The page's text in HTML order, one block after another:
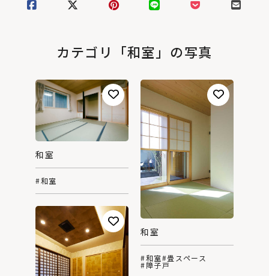
カテゴリ「和室」の写真
和室
#和室
和室
#和室#畳スペース
#障子戸